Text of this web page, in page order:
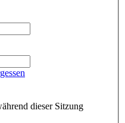
dieser Sitzung